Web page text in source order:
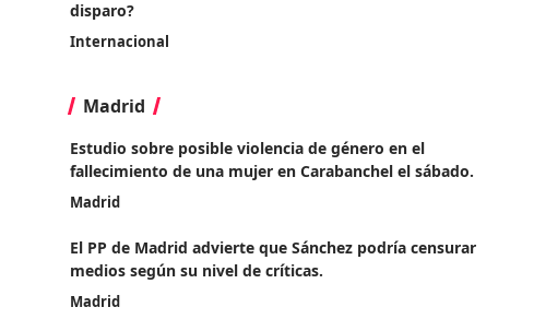
disparo?
Internacional
Madrid
Estudio sobre posible violencia de género en el
fallecimiento de una mujer en Carabanchel el sábado.
Madrid
El PP de Madrid advierte que Sánchez podría censurar
medios según su nivel de críticas.
Madrid